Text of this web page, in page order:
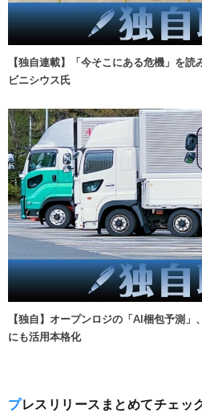
【独自連載】「今そこにある危機」を
ビニシウス氏
【独自】オープンロジの「AI梱包予測
にも活用本格化
プレスリリースまとめてチェッ